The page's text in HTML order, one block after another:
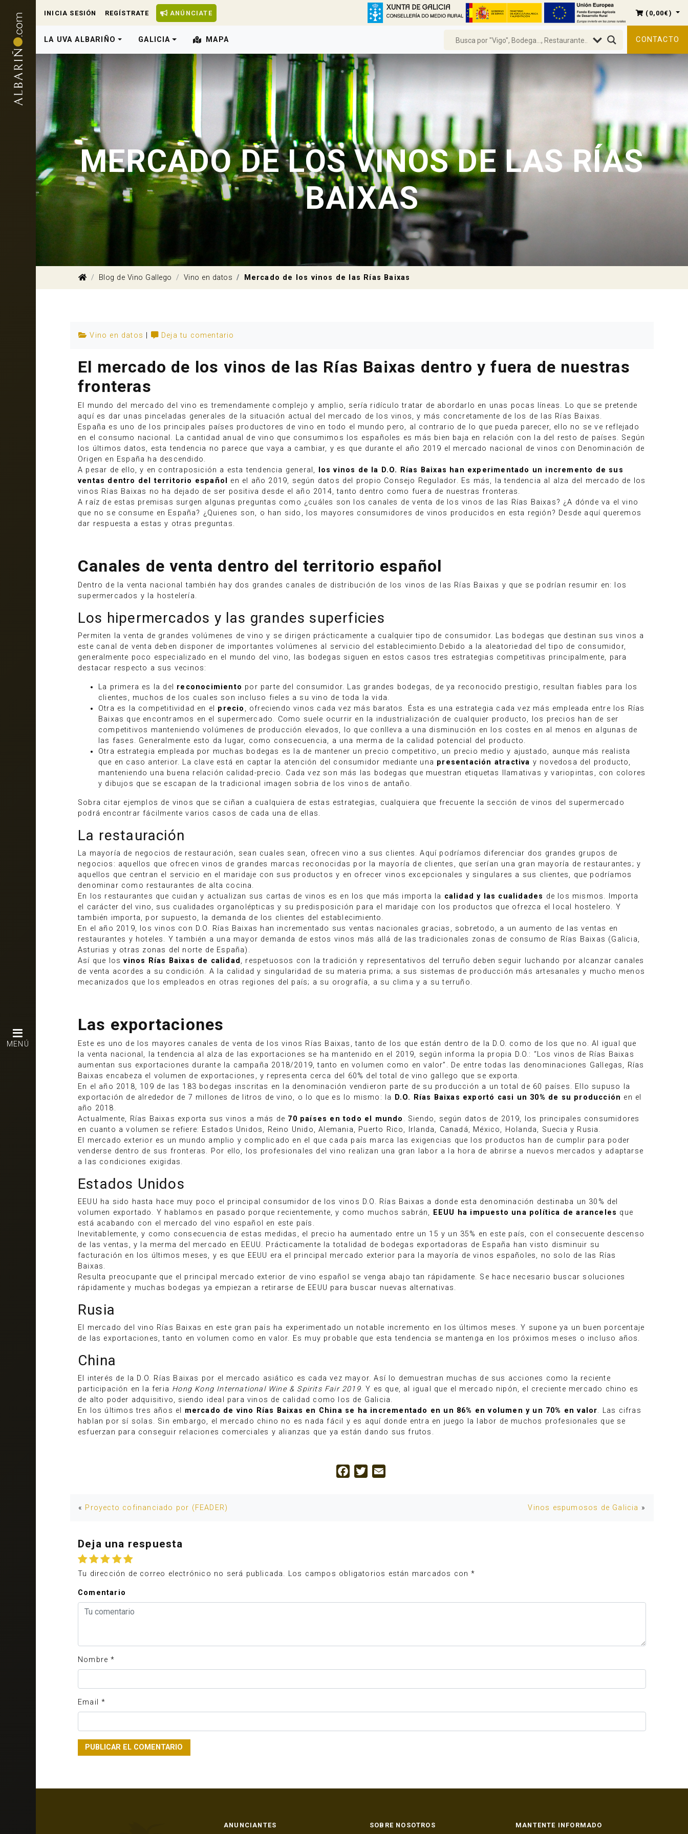
MENÚ
INICIA SESIÓN REGÍSTRATE ANÚNCIATE ( 0,00€ )
LA UVA ALBARIÑO GALICIA MAPA CONTACTO
MERCADO DE LOS VINOS DE LAS RÍAS
BAIXAS
Blog de Vino Gallego Vino en datos Mercado de los vinos de las Rías Baixas
Vino en datos Deja tu comentario
El mercado de los vinos de las Rías Baixas dentro y fuera de nuestras
fronteras
El mundo del mercado del vino es tremendamente complejo y amplio, sería ridículo tratar de abordarlo en unas pocas líneas. Lo que se pretende
aquí es dar unas pinceladas generales de la situación actual del mercado de los vinos, y más concretamente de los de las Rías Baixas.
España es uno de los principales países productores de vino en todo el mundo pero, al contrario de lo que pueda parecer, ello no se ve reflejado
en el consumo nacional. La cantidad anual de vino que consumimos los españoles es más bien baja en relación con la del resto de países. Según
los últimos datos, esta tendencia no parece que vaya a cambiar, y es que durante el año 2019 el mercado nacional de vinos con Denominación de
Origen en España ha descendido.
A pesar de ello, y en contraposición a esta tendencia general,
los vinos de la D.O. Rías Baixas han experimentado un incremento de sus
ventas dentro del territorio español
en el año 2019, según datos del propio Consejo Regulador. Es más, la tendencia al alza del mercado de los
vinos Rías Baixas no ha dejado de ser positiva desde el año 2014, tanto dentro como fuera de nuestras fronteras.
A raíz de estas premisas surgen algunas preguntas como ¿cuáles son los canales de venta de los vinos de las Rías Baixas? ¿A dónde va el vino
que no se consume en España? ¿Quienes son, o han sido, los mayores consumidores de vinos producidos en esta región? Desde aquí queremos
dar respuesta a estas y otras preguntas.
Canales de venta dentro del territorio español
Dentro de la venta nacional también hay dos grandes canales de distribución de los vinos de las Rías Baixas y que se podrían resumir en: los
supermercados y la hostelería.
Los hipermercados y las grandes superficies
Permiten la venta de grandes volúmenes de vino y se dirigen prácticamente a cualquier tipo de consumidor. Las bodegas que destinan sus vinos a
este canal de venta deben disponer de importantes volúmenes al servicio del establecimiento.Debido a la aleatoriedad del tipo de consumidor,
generalmente poco especializado en el mundo del vino, las bodegas siguen en estos casos tres estrategias competitivas principalmente, para
destacar respecto a sus vecinos:
La primera es la del reconocimiento por parte del consumidor. Las grandes bodegas, de ya reconocido prestigio, resultan fiables para los
clientes, muchos de los cuales son incluso fieles a su vino de toda la vida.
Otra es la competitividad en el precio , ofreciendo vinos cada vez más baratos. Ésta es una estrategia cada vez más empleada entre los Rías
Baixas que encontramos en el supermercado. Como suele ocurrir en la industrialización de cualquier producto, los precios han de ser
competitivos manteniendo volúmenes de producción elevados, lo que conlleva a una disminución en los costes en al menos en algunas de
las fases. Generalmente esto da lugar, como consecuencia, a una merma de la calidad potencial del producto.
Otra estrategia empleada por muchas bodegas es la de mantener un precio competitivo, un precio medio y ajustado, aunque más realista
que en caso anterior. La clave está en captar la atención del consumidor mediante una presentación atractiva y novedosa del producto,
manteniendo una buena relación calidad-precio. Cada vez son más las bodegas que muestran etiquetas llamativas y variopintas, con colores
y dibujos que se escapan de la tradicional imagen sobria de los vinos de antaño.
Sobra citar ejemplos de vinos que se ciñan a cualquiera de estas estrategias, cualquiera que frecuente la sección de vinos del supermercado
podrá encontrar fácilmente varios casos de cada una de ellas.
La restauración
La mayoría de negocios de restauración, sean cuales sean, ofrecen vino a sus clientes. Aquí podríamos diferenciar dos grandes grupos de
negocios: aquellos que ofrecen vinos de grandes marcas reconocidas por la mayoría de clientes, que serían una gran mayoría de restaurantes; y
aquellos que centran el servicio en el maridaje con sus productos y en ofrecer vinos excepcionales y singulares a sus clientes, que podríamos
denominar como restaurantes de alta cocina.
En los restaurantes que cuidan y actualizan sus cartas de vinos es en los que más importa la calidad y las cualidades de los mismos. Importa
el carácter del vino, sus cualidades organolépticas y su predisposición para el maridaje con los productos que ofrezca el local hostelero. Y
también importa, por supuesto, la demanda de los clientes del establecimiento.
En el año 2019, los vinos con D.O. Rías Baixas han incrementado sus ventas nacionales gracias, sobretodo, a un aumento de las ventas en
restaurantes y hoteles. Y también a una mayor demanda de estos vinos más allá de las tradicionales zonas de consumo de Rías Baixas (Galicia,
Asturias y otras zonas del norte de España).
Así que losvinos Rías Baixas de calidad , respetuosos con la tradición y representativos del terruño deben seguir luchando por alcanzar canales
de venta acordes a su condición. A la calidad y singularidad de su materia prima; a sus sistemas de producción más artesanales y mucho menos
mecanizados que los empleados en otras regiones del país; a su orografía, a su clima y a su terruño.
Las exportaciones
Este es uno de los mayores canales de venta de los vinos Rías Baixas, tanto de los que están dentro de la D.O. como de los que no. Al igual que
la venta nacional, la tendencia al alza de las exportaciones se ha mantenido en el 2019, según informa la propia D.O.: “Los vinos de Rías Baixas
aumentan sus exportaciones durante la campaña 2018/2019, tanto en volumen como en valor”. De entre todas las denominaciones Gallegas, Rías
Baixas encabeza el volumen de exportaciones, y representa cerca del 60% del total de vino gallego que se exporta.
En el año 2018, 109 de las 183 bodegas inscritas en la denominación vendieron parte de su producción a un total de 60 países. Ello supuso la
exportación de alrededor de 7 millones de litros de vino, o lo que es lo mismo: la
D.O. Rías Baixas exportó casi un 30% de su producción en el
año 2018.
Actualmente, Rías Baixas exporta sus vinos a más de 70 países en todo el mundo . Siendo, según datos de 2019, los principales consumidores
en cuanto a volumen se refiere: Estados Unidos, Reino Unido, Alemania, Puerto Rico, Irlanda, Canadá, México, Holanda, Suecia y Rusia.
El mercado exterior es un mundo amplio y complicado en el que cada país marca las exigencias que los productos han de cumplir para poder
venderse dentro de sus fronteras. Por ello, los profesionales del vino realizan una gran labor a la hora de abrirse a nuevos mercados y adaptarse
a las condiciones exigidas.
Estados Unidos
EEUU ha sido hasta hace muy poco el principal consumidor de los vinos D.O. Rías Baixas a donde esta denominación destinaba un 30% del
volumen exportado. Y hablamos en pasado porque recientemente, y como muchos sabrán,
EEUU ha impuesto una política de aranceles que
está acabando con el mercado del vino español en este país.
Inevitablemente, y como consecuencia de estas medidas, el precio ha aumentado entre un 15 y un 35% en este país, con el consecuente descenso
de las ventas, y la merma del mercado en EEUU. Prácticamente la totalidad de bodegas exportadoras de España han visto disminuir su
facturación en los últimos meses, y es que EEUU era el principal mercado exterior para la mayoría de vinos españoles, no solo de las Rías
Baixas.
Resulta preocupante que el principal mercado exterior de vino español se venga abajo tan rápidamente. Se hace necesario buscar soluciones
rápidamente y muchas bodegas ya empiezan a retirarse de EEUU para buscar nuevas alternativas.
Rusia
El mercado del vino Rías Baixas en este gran país ha experimentado un notable incremento en los últimos meses. Y supone ya un buen porcentaje
de las exportaciones, tanto en volumen como en valor. Es muy probable que esta tendencia se mantenga en los próximos meses o incluso años.
China
El interés de la D.O. Rías Baixas por el mercado asiático es cada vez mayor. Así lo demuestran muchas de sus acciones como la reciente
participación en la feria Hong Kong International Wine & Spirits Fair 2019. Y es que, al igual que el mercado nipón, el creciente mercado chino es
de alto poder adquisitivo, siendo ideal para vinos de calidad como los de Galicia.
En los últimos tres años el mercado de vino Rías Baixas en China se ha incrementado en un 86% en volumen y un 70% en valor. Las cifras
hablan por sí solas. Sin embargo, el mercado chino no es nada fácil y es aquí donde entra en juego la labor de muchos profesionales que se
esfuerzan para conseguir relaciones comerciales y alianzas que ya están dando sus frutos.
Facebook
Twitter
« Proyecto cofinanciado por (FEADER) Vinos espumosos de Galicia »
Deja una respuesta
Tu dirección de correo electrónico no será publicada. Los campos obligatorios están marcados con*
Comentario
Nombre *
Email *
ANUNCIANTES SOBRE NOSOTROS MANTENTE INFORMADO